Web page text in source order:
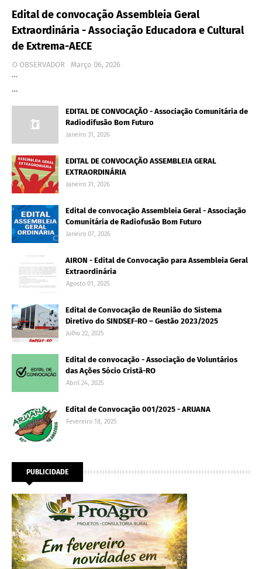
Edital de convocação Assembleia Geral
Extraordinária - Associação Educadora e Cultural
de Extrema-AECE
O OBSERVADOR
Março 06, 2026
…
…
EDITAL DE CONVOCAÇÃO - Associação Comunitária de
Radiodifusão Bom Futuro
Janeiro 31, 2026
EDITAL DE CONVOCAÇÃO ASSEMBLEIA GERAL
EXTRAORDINÁRIA
Janeiro 31, 2026
Edital de convocação Assembleia Geral - Associação
Comunitária de Radiofusão Bom Futuro
Janeiro 07, 2026
AIRON - Edital de Convocação para Assembleia Geral
Extraordinária
Agosto 01, 2025
Edital de Convocação de Reunião do Sistema
Diretivo do SINDSEF-RO – Gestão 2023/2025
Julho 22, 2025
Edital de convocação - Associação de Voluntários
das Ações Sócio Cristã-RO
Abril 24, 2025
Edital de Convocação 001/2025 - ARUANA
Fevereiro 18, 2025
PUBLICIDADE